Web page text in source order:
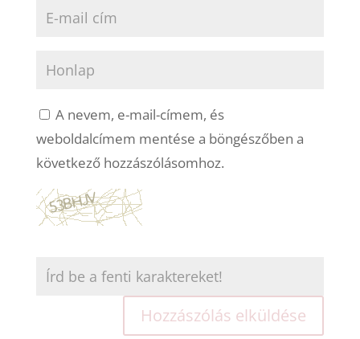
A nevem, e-mail-címem, és
weboldalcímem mentése a böngészőben a
következő hozzászólásomhoz.